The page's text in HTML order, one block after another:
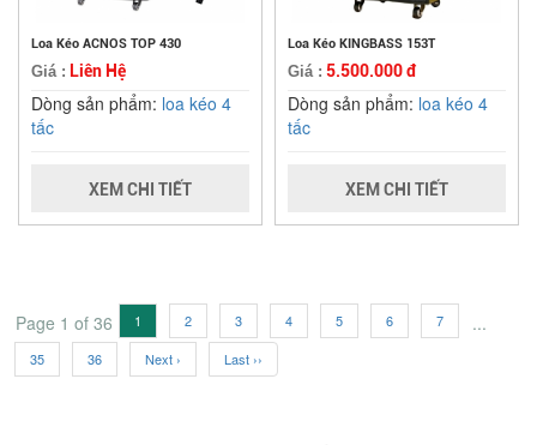
Loa Kéo ACNOS TOP 430
Giá : Liên Hệ
Dòng sản phẩm: loa kéo 4
tấc
XEM CHI TIẾT
Loa Kéo KINGBASS 153T
Giá : 5.500.000 đ
Dòng sản phẩm: loa kéo 4
tấc
XEM CHI TIẾT
Page 1 of 36 1 2 3 4 5 6 7 ...
35 36 Next › Last ››